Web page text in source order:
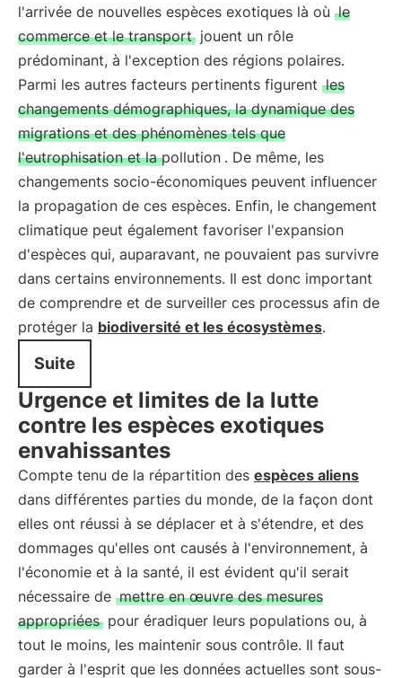
l'arrivée de nouvelles espèces exotiques là où le
commerce et le transport jouent un rôle
prédominant, à l'exception des régions polaires.
Parmi les autres facteurs pertinents figurent les
changements démographiques, la dynamique des
migrations et des phénomènes tels que
l'eutrophisation et la pollution . De même, les
changements socio-économiques peuvent influencer
la propagation de ces espèces. Enfin, le changement
climatique peut également favoriser l'expansion
d'espèces qui, auparavant, ne pouvaient pas survivre
dans certains environnements. Il est donc important
de comprendre et de surveiller ces processus afin de
protéger la biodiversité et les écosystèmes.
Suite
Urgence et limites de la lutte
contre les espèces exotiques
envahissantes
Compte tenu de la répartition des espèces aliens
dans différentes parties du monde, de la façon dont
elles ont réussi à se déplacer et à s'étendre, et des
dommages qu'elles ont causés à l'environnement, à
l'économie et à la santé, il est évident qu'il serait
nécessaire de mettre en œuvre des mesures
appropriées pour éradiquer leurs populations ou, à
tout le moins, les maintenir sous contrôle. Il faut
garder à l'esprit que les données actuelles sont sous-